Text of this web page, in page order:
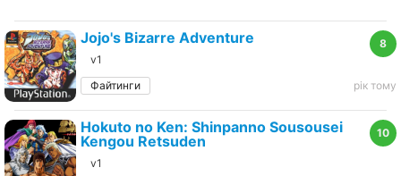
8
Jojo's Bizarre Adventure
v1
Файтинги
рік тому
10
Hokuto no Ken: Shinpanno Sousousei
Kengou Retsuden
v1